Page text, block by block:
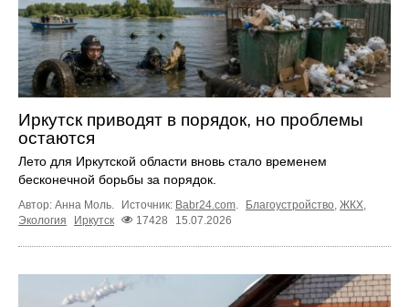
Иркутск приводят в порядок, но проблемы
остаются
Лето для Иркутской области вновь стало временем
бесконечной борьбы за порядок.
Автор: Анна Моль. Источник: Babr24.com. Благоустройство, ЖКХ,
Экология
Иркутск 17428 15.07.2026